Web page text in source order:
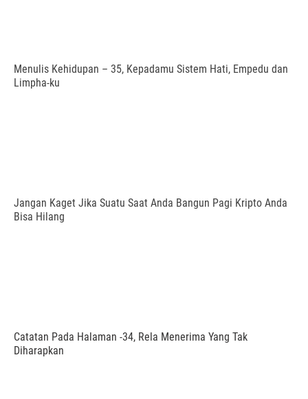
Menulis Kehidupan – 35, Kepadamu Sistem Hati, Empedu dan
Limpha-ku
Jangan Kaget Jika Suatu Saat Anda Bangun Pagi Kripto Anda
Bisa Hilang
Catatan Pada Halaman -34, Rela Menerima Yang Tak
Diharapkan